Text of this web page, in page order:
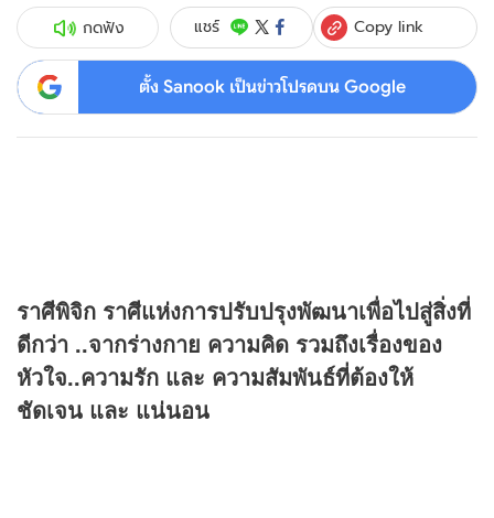
กดฟัง แชร์ Copy link
ตั้ง Sanook เป็นข่าวโปรดบน Google
ราศีพิจิก ราศีแห่งการปรับปรุงพัฒนาเพื่อไปสู่สิ่งที่
ดีกว่า ..จากร่างกาย ความคิด รวมถึงเรื่องของ
หัวใจ..ความรัก และ ความสัมพันธ์ที่ต้องให้
ชัดเจน และ แน่นอน